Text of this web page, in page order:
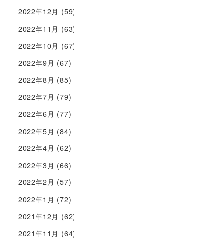
2022年12月 (59)
2022年11月 (63)
2022年10月 (67)
2022年9月 (67)
2022年8月 (85)
2022年7月 (79)
2022年6月 (77)
2022年5月 (84)
2022年4月 (62)
2022年3月 (66)
2022年2月 (57)
2022年1月 (72)
2021年12月 (62)
2021年11月 (64)